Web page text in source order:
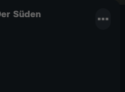
Süden